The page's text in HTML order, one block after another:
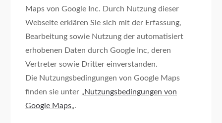
Maps von Google Inc. Durch Nutzung dieser
Webseite erklären Sie sich mit der Erfassung,
Bearbeitung sowie Nutzung der automatisiert
erhobenen Daten durch Google Inc, deren
Vertreter sowie Dritter einverstanden.
Die Nutzungsbedingungen von Google Maps
finden sie unter „Nutzungsbedingungen von
Google Maps„.